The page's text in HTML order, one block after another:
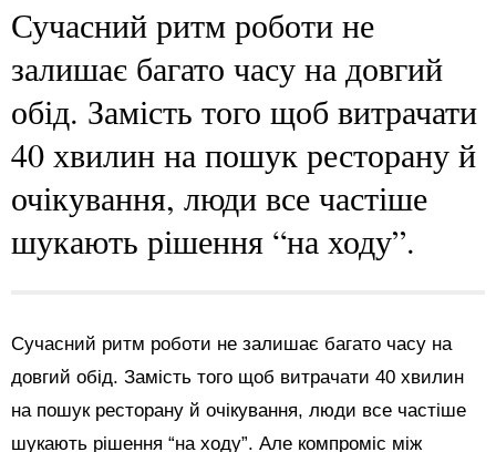
Сучасний ритм роботи не
залишає багато часу на довгий
обід. Замість того щоб витрачати
40 хвилин на пошук ресторану й
очікування, люди все частіше
шукають рішення “на ходу”.
Сучасний ритм роботи не залишає багато часу на
довгий обід. Замість того щоб витрачати 40 хвилин
на пошук ресторану й очікування, люди все частіше
шукають рішення “на ходу”. Але компроміс між